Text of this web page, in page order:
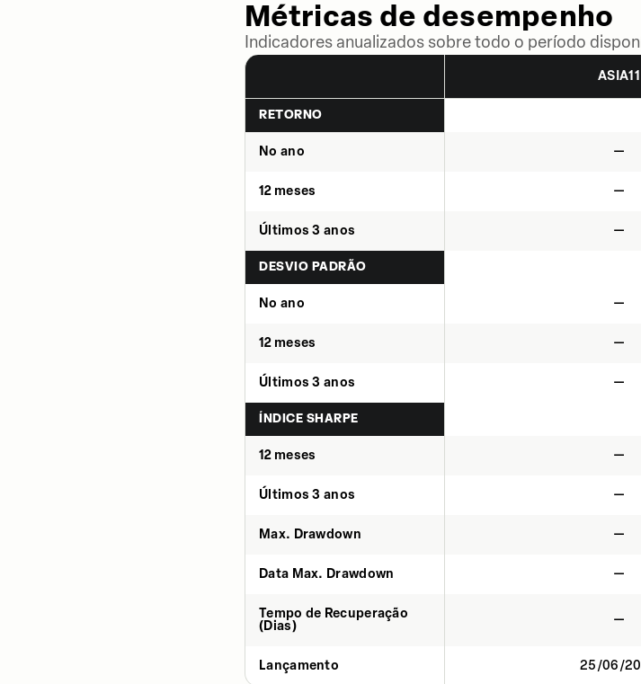
Métricas de desempenho
Indicadores anualizados sobre todo o período
ASIA11
RETORNO
No ano —
12 meses —
Últimos 3 anos —
DESVIO PADRÃO
No ano —
12 meses —
Últimos 3 anos —
ÍNDICE SHARPE
12 meses —
Últimos 3 anos —
Max. Drawdown —
Data Max. Drawdown —
Tempo de Recuperação
(Dias)
—
Lançamento 25/06/